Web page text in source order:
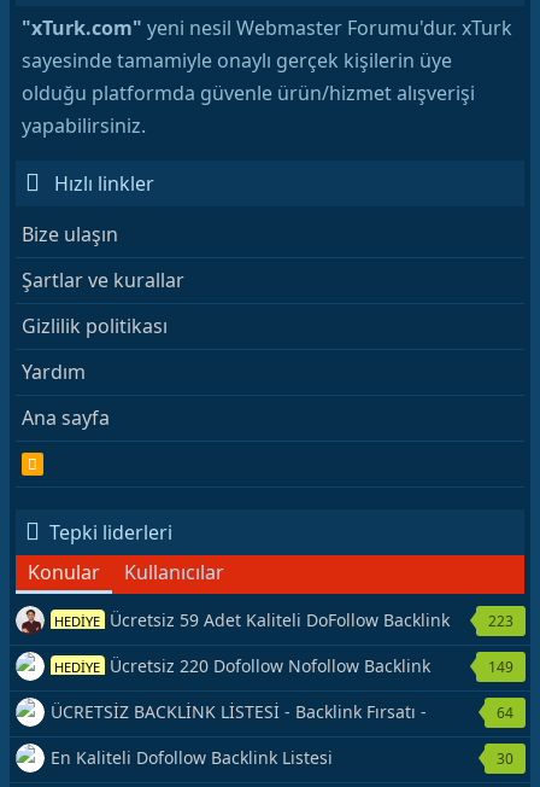
"xTurk.com" yeni nesil Webmaster Forumu'dur. xTurk
sayesinde tamamiyle onaylı gerçek kişilerin üye
olduğu platformda güvenle ürün/hizmet alışverişi
yapabilirsiniz.
Hızlı linkler
Bize ulaşın
Şartlar ve kurallar
Gizlilik politikası
Yardım
Ana sayfa
S
Tepki liderleri
Konular
Kullanıcılar
HEDİYE Ücretsiz 59 Adet Kaliteli DoFollow Backlink
Kaynağı Veriyorum.
223
HEDİYE Ücretsiz 220 Dofollow Nofollow Backlink
Veriyorum
149
ÜCRETSİZ BACKLİNK LİSTESİ - Backlink Fırsatı -
Hemen Yetiş!
64
En Kaliteli Dofollow Backlink Listesi 30